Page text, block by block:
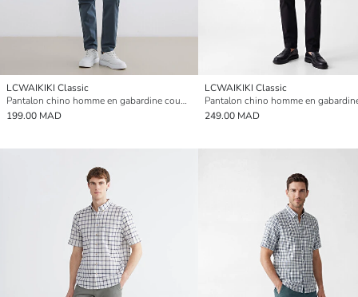
LCWAIKIKI Classic
Pantalon chino homme en gabardine coupe slim
199.00 MAD
LCWAIKIKI Classic
249.00 MAD